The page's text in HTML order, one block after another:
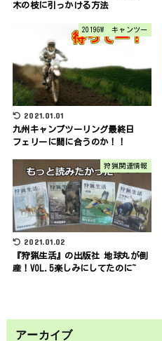
木の枝に引っかける方法
2019GW キャンツー
2021.01.01
九州キャンプツーリング最終日
フェリーに間に合うのか！！
狩猟関連情報
2021.01.02
『狩猟生活』の出版社 地球丸が倒
産！VOL.5楽しみにしてたのに~
アーカイブ